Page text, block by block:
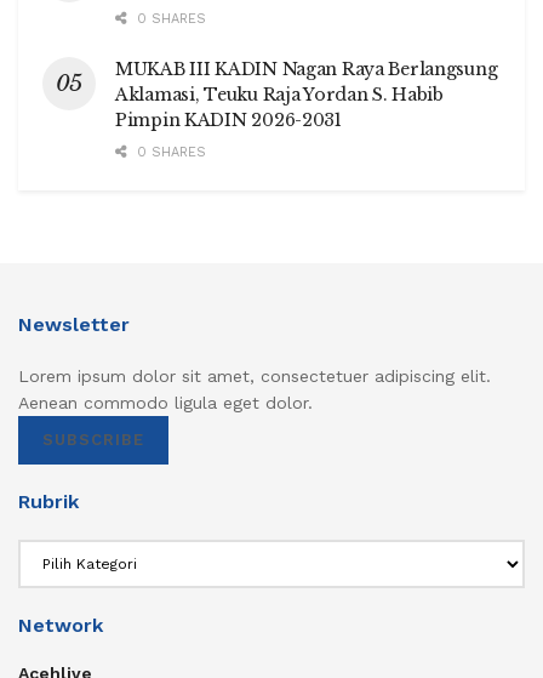
0 SHARES
MUKAB III KADIN Nagan Raya Berlangsung
Aklamasi, Teuku Raja Yordan S. Habib
Pimpin KADIN 2026-2031
0 SHARES
Newsletter
Lorem ipsum dolor sit amet, consectetuer adipiscing elit.
Aenean commodo ligula eget dolor.
SUBSCRIBE
Rubrik
Network
Acehlive